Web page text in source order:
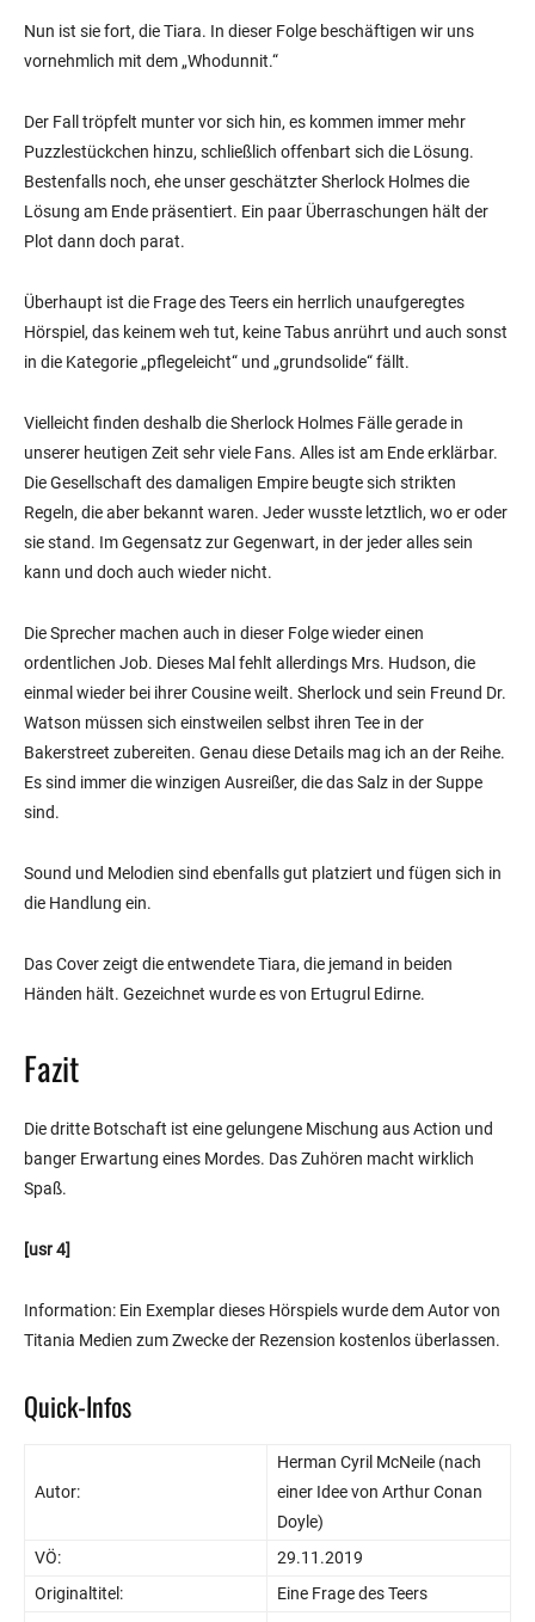
Nun ist sie fort, die Tiara. In dieser Folge beschäftigen wir uns
vornehmlich mit dem „Whodunnit.“
Der Fall tröpfelt munter vor sich hin, es kommen immer mehr
Puzzlestückchen hinzu, schließlich offenbart sich die Lösung.
Bestenfalls noch, ehe unser geschätzter Sherlock Holmes die
Lösung am Ende präsentiert. Ein paar Überraschungen hält der
Plot dann doch parat.
Überhaupt ist die Frage des Teers ein herrlich unaufgeregtes
Hörspiel, das keinem weh tut, keine Tabus anrührt und auch sonst
in die Kategorie „pflegeleicht“ und „grundsolide“ fällt.
Vielleicht finden deshalb die Sherlock Holmes Fälle gerade in
unserer heutigen Zeit sehr viele Fans. Alles ist am Ende erklärbar.
Die Gesellschaft des damaligen Empire beugte sich strikten
Regeln, die aber bekannt waren. Jeder wusste letztlich, wo er oder
sie stand. Im Gegensatz zur Gegenwart, in der jeder alles sein
kann und doch auch wieder nicht.
Die Sprecher machen auch in dieser Folge wieder einen
ordentlichen Job. Dieses Mal fehlt allerdings Mrs. Hudson, die
einmal wieder bei ihrer Cousine weilt. Sherlock und sein Freund Dr.
Watson müssen sich einstweilen selbst ihren Tee in der
Bakerstreet zubereiten. Genau diese Details mag ich an der Reihe.
Es sind immer die winzigen Ausreißer, die das Salz in der Suppe
sind.
Sound und Melodien sind ebenfalls gut platziert und fügen sich in
die Handlung ein.
Das Cover zeigt die entwendete Tiara, die jemand in beiden
Händen hält. Gezeichnet wurde es von Ertugrul Edirne.
Fazit
Die dritte Botschaft ist eine gelungene Mischung aus Action und
banger Erwartung eines Mordes. Das Zuhören macht wirklich
Spaß.
[usr 4]
Information: Ein Exemplar dieses Hörspiels wurde dem Autor von
Titania Medien zum Zwecke der Rezension kostenlos überlassen.
Quick-Infos
Autor:
Herman Cyril McNeile (nach
einer Idee von Arthur Conan
Doyle)
VÖ:
29.11.2019
Originaltitel:
Eine Frage des Teers